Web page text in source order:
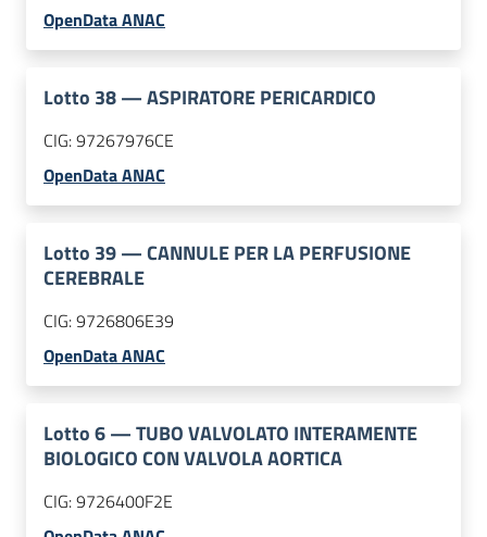
OpenData ANAC
Lotto 38—ASPIRATORE PERICARDICO
CIG:97267976CE
OpenData ANAC
Lotto 39—CANNULE PER LA PERFUSIONE
CEREBRALE
CIG:9726806E39
OpenData ANAC
Lotto6—TUBO VALVOLATO INTERAMENTE
BIOLOGICO CON VALVOLA AORTICA
CIG:9726400F2E